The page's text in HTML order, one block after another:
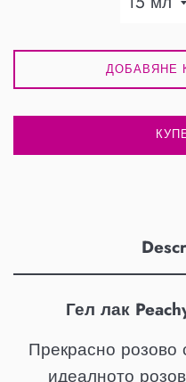
ДОБАВЯНЕ
Гел лак
Прекрасно розово
идеалното